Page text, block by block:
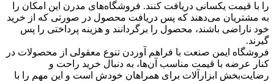
را با قیمت یکسانی دریافت کنند. فروشگاه‌های مدرن این امکان را
به مشتریان می‌دهند که پس دریافت محصول در صورتی که از خرید
خود ناراضی باشند، محصول را برگردانند و هزینه پرداختی را پس
گیرند.
فروشگاه ایمن صنعت با فراهم آوردن تنوع معقولی از محصولات در
کنار عرضه با قیمت مناسب آن‌ها، به دنبال خرید راحت و
رضایت‌بخش ابزارآلات برای همراهان خودش است و این مهم را با